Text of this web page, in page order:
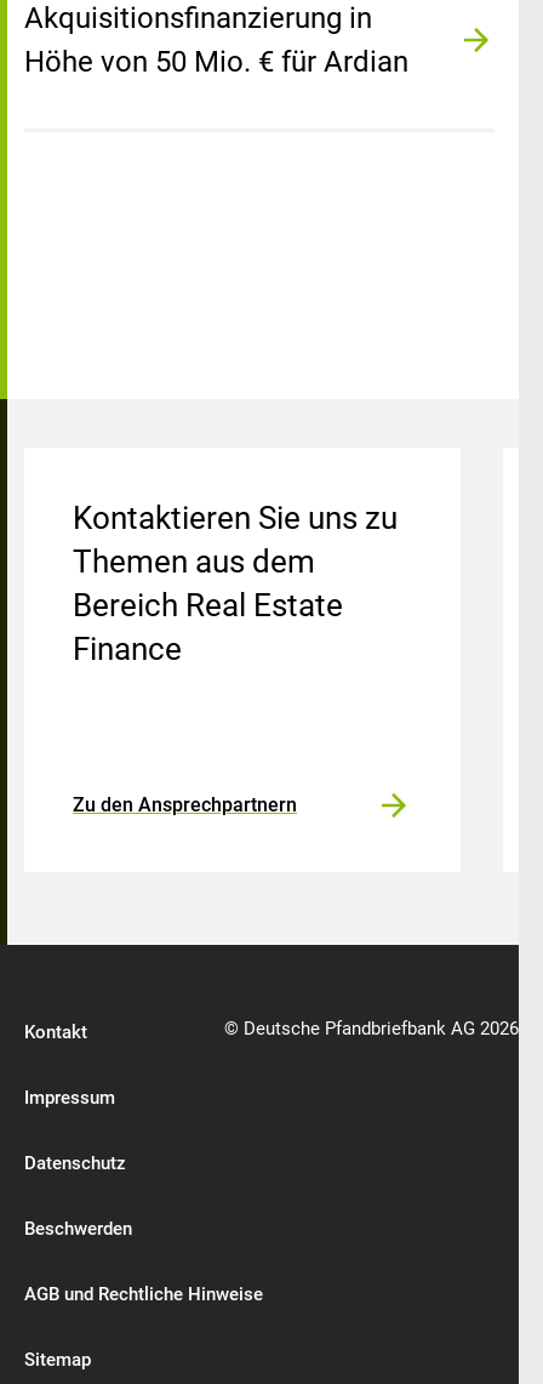
Akquisitionsfinanzierung in
Höhe von 50 Mio. € für Ardian
Kontaktieren Sie uns zu
Themen aus dem
Bereich Real Estate
Finance
Zu den Ansprechpartnern
Kontakt
Impressum
Datenschutz
Beschwerden
AGB und Rechtliche Hinweise
Sitemap
© Deutsche Pfandbriefbank AG 2026